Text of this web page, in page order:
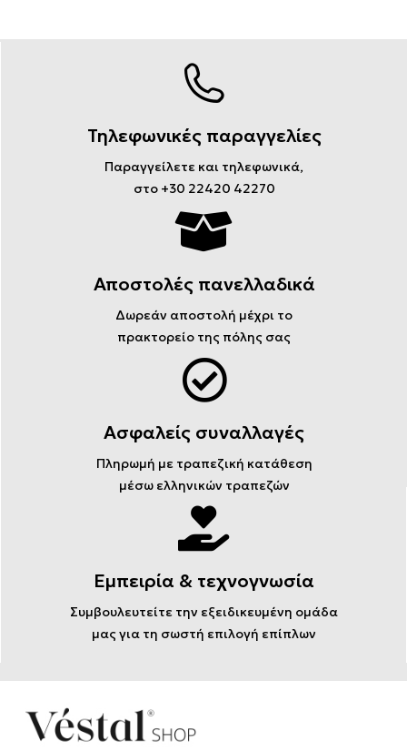
Τηλεφωνικές παραγγελίες
Παραγγείλετε και τηλεφωνικά,
στο +30 22420 42270
Αποστολές πανελλαδικά
Δωρεάν αποστολή μέχρι το
πρακτορείο της πόλης σας
Ασφαλείς συναλλαγές
Πληρωμή με τραπεζική κατάθεση
μέσω ελληνικών τραπεζών
Εμπειρία & τεχνογνωσία
Συμβουλευτείτε την εξειδικευμένη ομάδα
μας για τη σωστή επιλογή επίπλων